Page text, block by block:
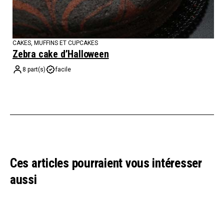
CAKES, MUFFINS ET CUPCAKES
Zebra cake d’Halloween
8 part(s) facile
Ces articles pourraient vous intéresser
aussi